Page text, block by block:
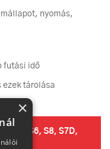
nyomás,
futási idő
ezek tárolása
S4, S6, S8, S7D,
×